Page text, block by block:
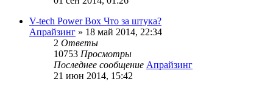
V-tech Power Box Что за штука?
Апрайзинг » 18 май 2014, 22:34
2 Ответы
10753 Просмотры
Последнее сообщение Апрайзинг
21 июн 2014, 15:42